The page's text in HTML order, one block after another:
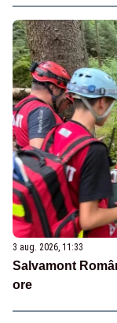
3 aug. 2026, 11:33
Salvamont
ore